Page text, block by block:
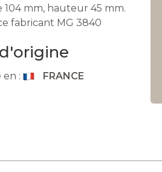
104 mm, hauteur 45 mm.
fabricant MG 3840
en : FRANCE